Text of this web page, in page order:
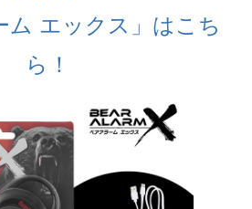
ム エックス」はこち
ら！